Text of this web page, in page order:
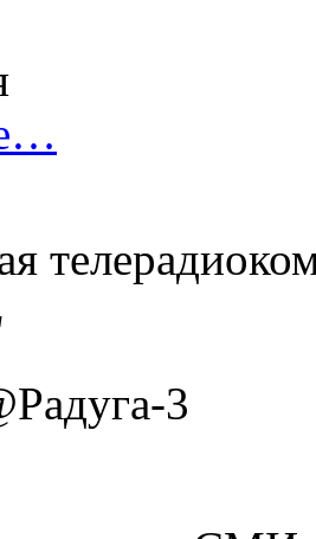
3